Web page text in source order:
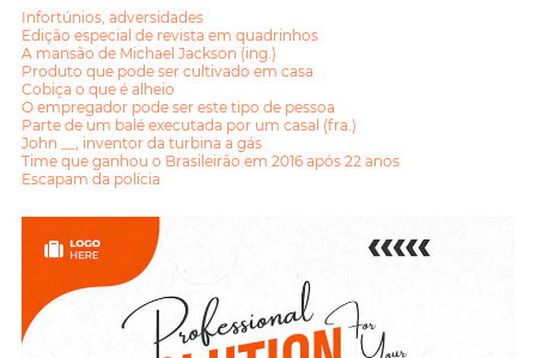
Infortúnios, adversidades
Edição especial de revista em quadrinhos
A mansão de Michael Jackson (ing.)
Produto que pode ser cultivado em casa
Cobiça o que é alheio
O empregador pode ser este tipo de pessoa
Parte de um balé executada por um casal (fra.)
John __, inventor da turbina a gás
Time que ganhou o Brasileirão em 2016 após 22 anos
Escapam da polícia